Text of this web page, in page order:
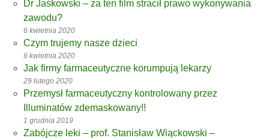
Dr Jaśkowski – za ten film stracił prawo wykonywania
zawodu?
6 kwietnia 2020
Czym trujemy nasze dzieci
6 kwietnia 2020
Jak firmy farmaceutyczne korumpują lekarzy
29 lutego 2020
Przemysł farmaceutyczny kontrolowany przez
Illuminatów zdemaskowany!!
1 grudnia 2019
Zabójcze leki – prof. Stanisław Wiąckowski –